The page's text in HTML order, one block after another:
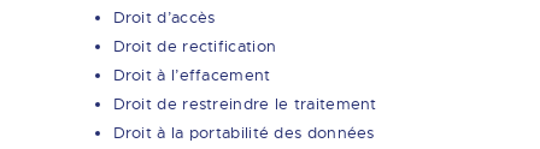
Droit d’accès
Droit de rectification
Droit à l’effacement
Droit de restreindre le traitement
Droit à la portabilité des données